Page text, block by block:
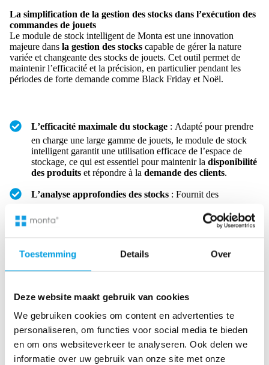
Toestemming Details Over
Deze website maakt gebruik van cookies
We gebruiken cookies om content en advertenties te
personaliseren, om functies voor social media te bieden
en om ons websiteverkeer te analyseren. Ook delen we
informatie over uw gebruik van onze site met onze
La simplification de la gestion des stocks dans l’exécution des
commandes de jouets
Le module de stock intelligent de Monta est une innovation
majeure dans la gestion des stocks capable de gérer la nature
variée et changeante des stocks de jouets. Cet outil permet de
maintenir l’efficacité et la précision, en particulier pendant les
périodes de forte demande comme Black Friday et Noël.
L’efficacité maximale du stockage : Adapté pour prendre
en charge une large gamme de jouets, le module de stock
intelligent garantit une utilisation efficace de l’espace de
stockage, ce qui est essentiel pour maintenir la disponibilité
des produits et répondre à la demande des clients.
L’analyse approfondies des stocks : Fournit des
aide à gérer efficacement des types variés de jouets, y
UGS (unité de gestion des stocks)
Des décisions de réduction des coûts en matière de
réapprovisionnement des stocks, en veillant à ce que les
Le support intégré à l’exécution des commandes:
Fonctionne sans problème avec lelogiciel d’exécution des
commandes
de Monta et le système de gestion d’entrepôt